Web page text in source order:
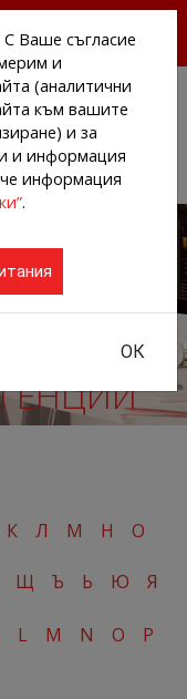
К Л М Н О
Щ Ъ Ь Ю Я
L M N O P
С Ваше съгласие
и
(аналитични
към вашите
и за
и информация
информация
.
ОК